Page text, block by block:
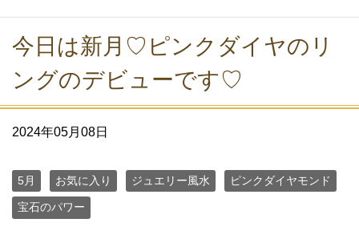
今日は新月♡ピンクダイヤのリ
ングのデビューです♡
2024年05月08日
5月 お気に入り ジュエリー風水 ピンクダイヤモンド
宝石のパワー